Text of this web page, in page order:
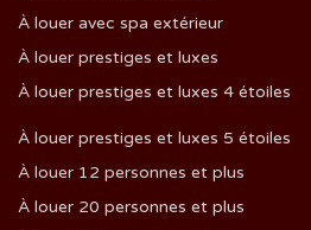
À louer avec spa extérieur
À louer prestiges et luxes
À louer prestiges et luxes 4 étoiles
À louer prestiges et luxes 5 étoiles
À louer 12 personnes et plus
À louer 20 personnes et plus